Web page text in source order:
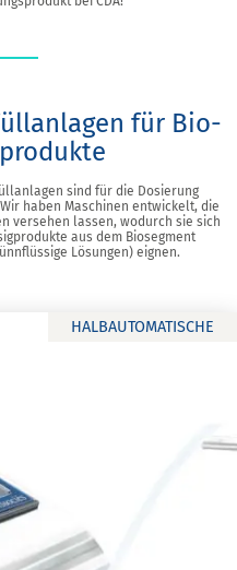
für Bio-
sind für die Dosierung
haben Maschinen entwickelt, die
versehen lassen, wodurch sie sich
aus dem Biosegment
Lösungen) eignen.
HALBAUTOMATISCHE